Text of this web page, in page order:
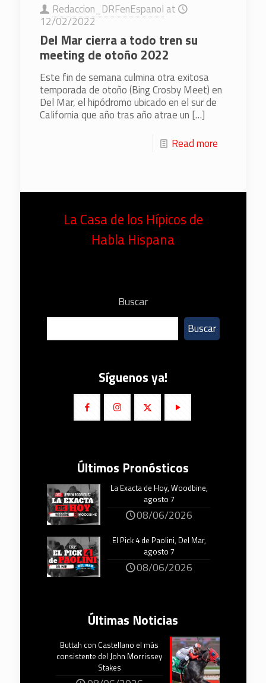
Redaccion_DRFenEspanol at
12/02/2022
Del Mar cierra a todo tren su
meeting de otoño 2022
Este fin de semana culmina otra exitosa
temporada de otoño (Bing Crosby Meet) en
Del Mar, el hipódromo ubicado en el sur de
California que año tras año atrae un […]
Read more
La Casa de los Hípicos de
Habla Hispana
Buscar
Buscar
Síguenos ya!
Últimos Pronósticos
La Exacta de Hoy, Woodbine,
agosto 7
08/06/2026
El Pick 4 de Paolini, Del Mar,
agosto 7
08/06/2026
Últimas Noticias
Buttah con Castellano el más
consistente del John Morrissey
Stakes